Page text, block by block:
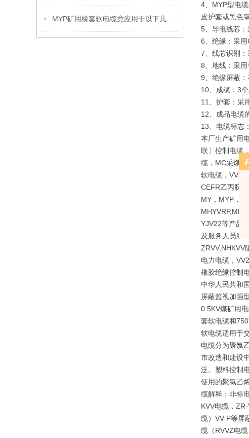
4、MYP型电
皮护套或黑色
5、导电线芯：
6、绝缘：采用
7、线芯识别：
8、地线：采用
9、绝缘屏蔽：
10、成缆：3
11、护套：采
12、成品电缆
13、电缆标志
本厂生产矿用
联〕控制电缆
缆，MC采煤
软电缆，VV聚
CEFR乙丙胶
MY，MYP，
YJV22等产品
及服务人员组
ZRVV,NHKVV
电力电缆，
橡胶绝缘控制
中华人民共和
屏蔽监视加强
0.5KV煤矿用
套软电缆和
软电缆适用于
电缆分为聚氯
市改造和建设
泛。塑料控制
使用的聚氯乙
缆解释：非标
KVV电缆，
缆）VV-P等屏
缆（RVVZ电